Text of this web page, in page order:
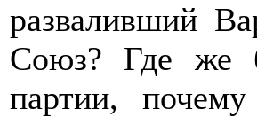
разваливший
Союз? Где же
партии,